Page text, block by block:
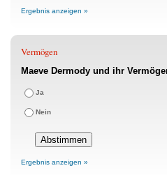
Ergebnis anzeigen »
Vermögen
Maeve Dermody und ihr
Ja
Nein
Ergebnis anzeigen »